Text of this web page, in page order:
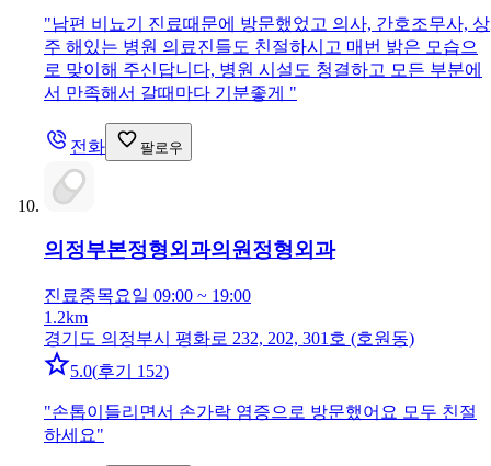
"남편 비뇨기 진료때문에 방문했었고 의사, 간호조무사, 상
주 해있는 병원 의료진들도 친절하시고 매번 밝은 모습으
로 맞이해 주신답니다, 병원 시설도 청결하고 모든 부분에
서 만족해서 갈때마다 기분좋게 "
전화 팔로우
의정부본정형외과의원정형외과
진료중목요일 09:00 ~ 19:00
1.2km
경기도 의정부시 평화로 232, 202, 301호 (호원동)
5.0(후기 152)
"손톱이들리면서 손가락 염증으로 방문했어요 모두 친절
하세요"